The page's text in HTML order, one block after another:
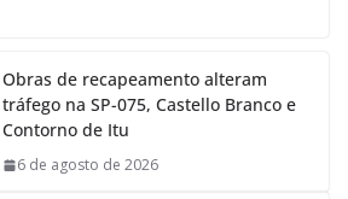
m
Obras de recapeamento alteram
tráfego na SP-075, Castello Branco e
Contorno de Itu
6 de agosto de 2026